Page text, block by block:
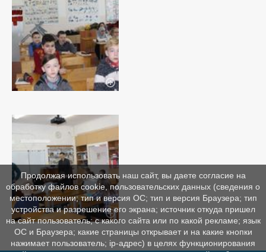
Продолжая использовать наш сайт, вы даете согласие на
обработку файлов cookie, пользовательских данных (сведения о
местоположении; тип и версия ОС; тип и версия Браузера; тип
устройства и разрешение его экрана; источник откуда пришел
на сайт пользователь; с какого сайта или по какой рекламе; язык
ОС и Браузера; какие страницы открывает и на какие кнопки
нажимает пользователь; ip-адрес) в целях функционирования